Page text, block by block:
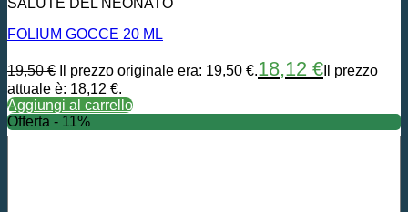
SALUTE DEL NEONATO
FOLIUM GOCCE 20 ML
19,50€ Il prezzo originale era: 19,50 €.18,12 € Il prezzo
attuale è: 18,12 €.
Aggiungi al carrello
Offerta - 11%